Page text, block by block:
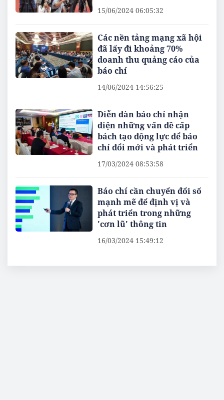
15/06/2024 06:05:32
Các nền tảng mạng xã hội
đã lấy đi khoảng 70%
doanh thu quảng cáo của
báo chí
14/06/2024 14:56:25
Diễn đàn báo chí nhận
diện những vấn đề cấp
bách tạo động lực để báo
chí đổi mới và phát triển
17/03/2024 08:53:58
Báo chí cần chuyển đổi số
mạnh mẽ để định vị và
phát triển trong những
'cơn lũ' thông tin
16/03/2024 15:49:12